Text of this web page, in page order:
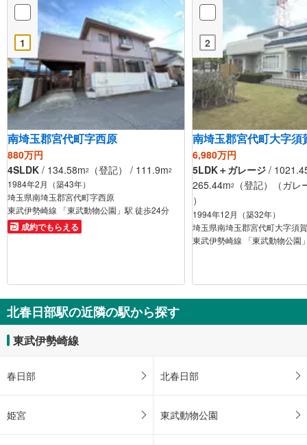
1
南埼玉郡宮代町字西原
880万円
4SLDK / 134.58m2 （登記） / 111.9m2
1984年2月（築43年）
埼玉県南埼玉郡宮代町字西原
東武伊勢崎線 「東武動物公園」駅 徒歩24分
成約でもらえる
2
南埼玉郡宮代町大字須
6,980万円
5LDK＋ガレージ /
265.44m2
（登記）（ガ
）
1994年12月（築32年）
埼玉県南埼玉郡宮代町大字須賀
東武伊勢崎線 「東武動物公園
北春日部駅の近隣の駅から探す
東武伊勢崎線
春日部 北春日部
姫宮 東武動物公園